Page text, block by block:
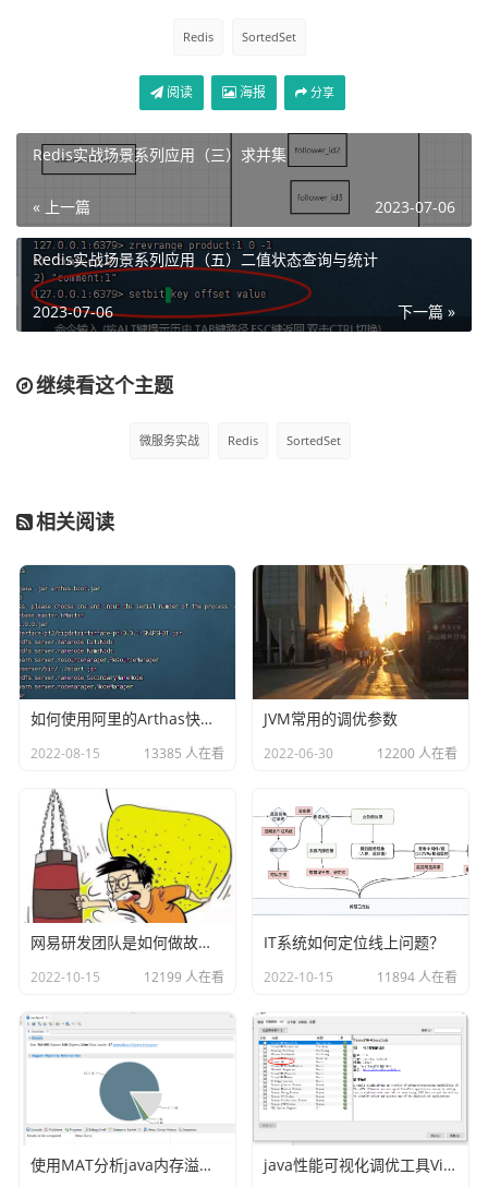
zadd product:1 202307061131 comment:1
2）添加一条商品2的评价，评价id为2
zadd product:1 202307061132 comment:2
3）然后我们读取商品为1的最新评价
zrevrange product:1 0 -1
备注：
1、这里主要是使用sortedset的方式来实现排序
和行动, 将铺就通往更好的自己的道路
Redis SortedSet
阅读 海报 分享
Redis实战场景系列应用（三）求并集
« 上一篇 2023-07-06
Redis实战场景系列应用（五）二值状态查询与统计
下一篇 »
2023-07-06
继续看这个主题
微服务实战 Redis SortedSet
相关阅读
如何使用阿里的Arthas快速定位正在线上运行的程序问题
2022-08-15 13385 人在看
JVM常用的调优参数
2022-06-30 12200 人在看
网易研发团队是如何做故障演练的？
2022-10-15 12199 人在看
IT系统如何定位线上问题？
2022-10-15 11894 人在看
使用MAT分析java内存溢出的原因 java性能可视化调优工具VisualVM插件之Visual GC